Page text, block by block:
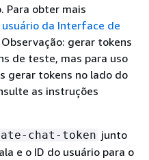
Para obter mais
usuário da Interface de
Observação: gerar tokens
de teste, mas para uso
gerar tokens no lado do
as instruções
chat-token junto
e o ID do usuário para o